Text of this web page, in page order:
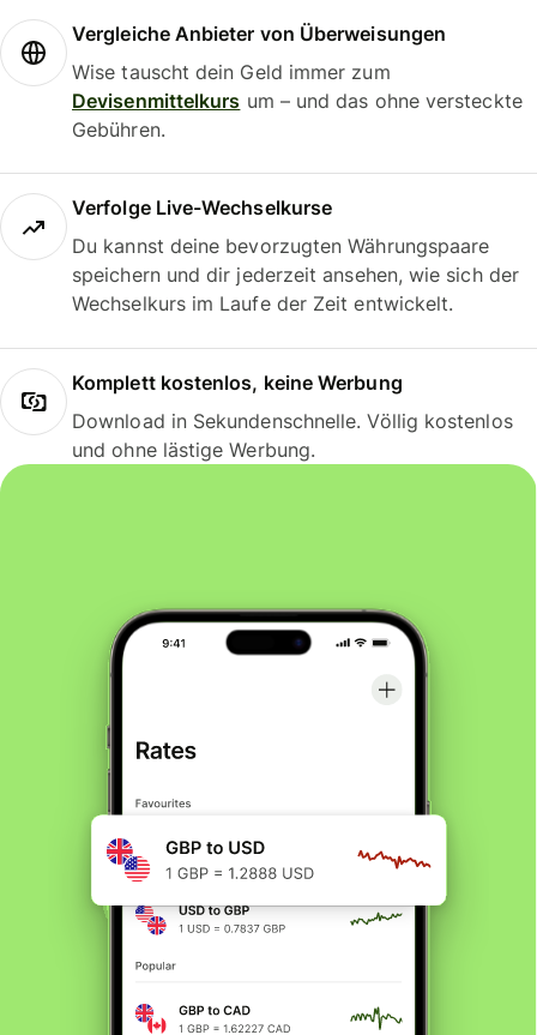
Vergleiche Anbieter von Überweisungen
Wise tauscht dein Geld immer zum
Devisenmittelkurs um – und das ohne versteckte
Gebühren.
Verfolge Live-Wechselkurse
Du kannst deine bevorzugten Währungspaare
speichern und dir jederzeit ansehen, wie sich der
Wechselkurs im Laufe der Zeit entwickelt.
Komplett kostenlos, keine Werbung
Download in Sekundenschnelle. Völlig kostenlos
und ohne lästige Werbung.